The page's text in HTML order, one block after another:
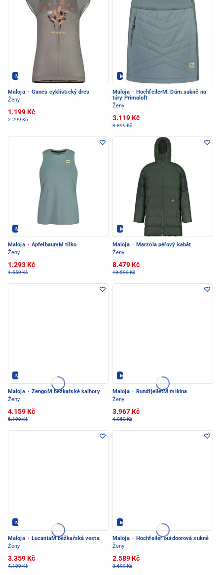
Maloja - PEC POD SNĚŽKOU
Maloja · Ganes cyklistický dres
Ženy
1.199 Kč
2.299 Kč
Maloja - PEC POD SNĚŽKOU
Maloja · HochfeilerM. Dám.sukně na
túry Primaloft
Ženy
3.119 Kč
3.899 Kč
Maloja - PEC POD SNĚŽKOU
Maloja · ApfelbaumM tílko
Ženy
1.293 Kč
1.559 Kč
Maloja - PEC POD SNĚŽKOU
Maloja · Marzola péřový kabát
Ženy
8.479 Kč
10.599 Kč
Maloja - PEC POD SNĚŽKOU
Maloja · ZengoM bežkařské kalhoty
Ženy
4.159 Kč
5.199 Kč
Maloja - PEC POD SNĚŽKOU
Maloja · RundfjelletM mikina
Ženy
3.967 Kč
4.959 Kč
Maloja - PEC POD SNĚŽKOU
Maloja · LucaniaM běžkařská vesta
Ženy
3.359 Kč
4.199 Kč
Maloja - PEC POD SNĚŽKOU
Maloja · Hochfeiler outdoorová sukně
Ženy
2.589 Kč
3.699 Kč